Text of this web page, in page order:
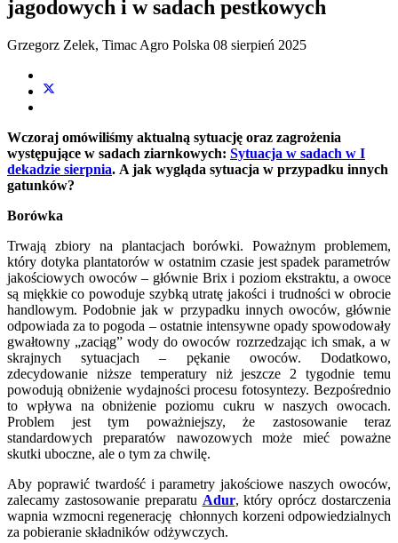
jagodowych i w sadach pestkowych
Grzegorz Zelek, Timac Agro Polska 08 sierpień 2025
Wczoraj omówiliśmy aktualną sytuację oraz zagrożenia
występujące w sadach ziarnkowych: Sytuacja w sadach w I
dekadzie sierpnia. A jak wygląda sytuacja w przypadku innych
gatunków?
Borówka
Trwają zbiory na plantacjach borówki. Poważnym problemem,
który dotyka plantatorów w ostatnim czasie jest spadek parametrów
jakościowych owoców – głównie Brix i poziom ekstraktu, a owoce
są miękkie co powoduje szybką utratę jakości i trudności w obrocie
handlowym. Podobnie jak w przypadku innych owoców, głównie
odpowiada za to pogoda – ostatnie intensywne opady spowodowały
gwałtowny „zaciąg” wody do owoców rozrzedzając ich smak, a w
skrajnych sytuacjach – pękanie owoców. Dodatkowo,
zdecydowanie niższe temperatury niż jeszcze 2 tygodnie temu
powodują obniżenie wydajności procesu fotosyntezy. Bezpośrednio
to wpływa na obniżenie poziomu cukru w naszych owocach.
Problem jest tym poważniejszy, że zastosowanie teraz
standardowych preparatów nawozowych może mieć poważne
skutki uboczne, ale o tym za chwilę.
Aby poprawić twardość i parametry jakościowe naszych owoców,
zalecamy zastosowanie preparatu Adur, który oprócz dostarczenia
wapnia wzmocni regenerację chłonnych korzeni odpowiedzialnych
za pobieranie składników odżywczych.